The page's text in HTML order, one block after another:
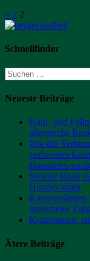
« 1 2
Schnellfinder
Suchen
nach:
Neueste Beiträge
Haut- und
allergische
Wie die
verbessern
Haustieres
Welche Rolle
Hundes spielt
stressfreies
Kratztonnen:
Ätere Beiträge